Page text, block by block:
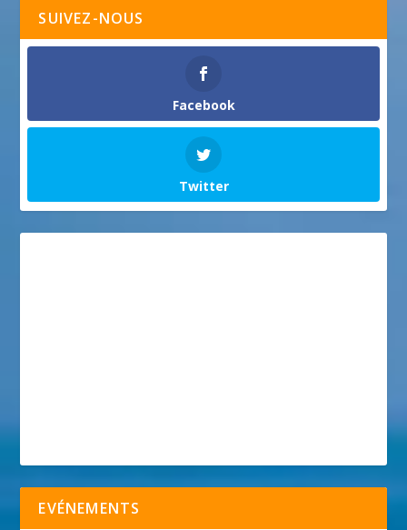
SUIVEZ-NOUS
Facebook
Twitter
EVÉNEMENTS